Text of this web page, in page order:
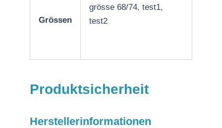
Grössen
grösse 68/74, test1,
test2
Produktsicherheit
Herstellerinformationen